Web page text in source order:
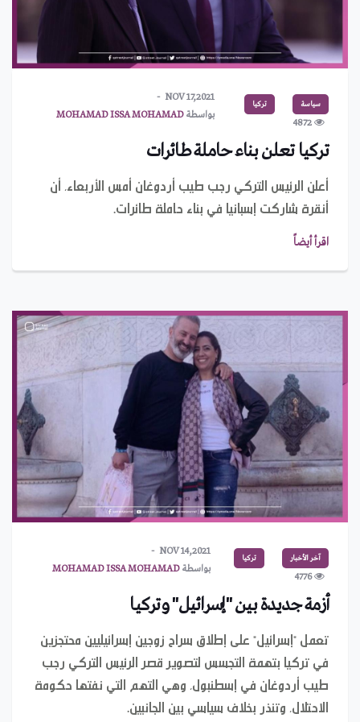
سياسة تركيا
4872
NOV 17,2021
بواسطةMOHAMAD ISSA MOHAMAD
تركيا تعلن بناء حاملة طائرات
أعلن الرئيس التركي رجب طيب أردوغان أمس الأربعاء، أن
أنقرة شاركت إسبانيا في بناء حاملة طائرات.
اقرأ أيضاً
آخر الأخبار تركيا
4776
NOV 14,2021
بواسطةMOHAMAD ISSA MOHAMAD
أزمة جديدة بين "إسرائيل" وتركيا
تعمل "إسرائيل" على إطلاق سراح زوجين إسرائيليين محتجزين
في تركيا بتهمة التجسس لتصوير قصر الرئيس التركي رجب
طيب أردوغان في إسطنبول، وهي التهم التي نفتها حكومة
الاحتلال، وتنذر بخلاف سياسي بين الجانبين.